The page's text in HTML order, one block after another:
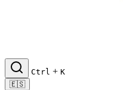
Ctrl + K
🇪🇸